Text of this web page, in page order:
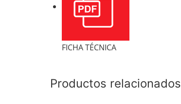
FICHA TÉCNICA
Productos relacionados